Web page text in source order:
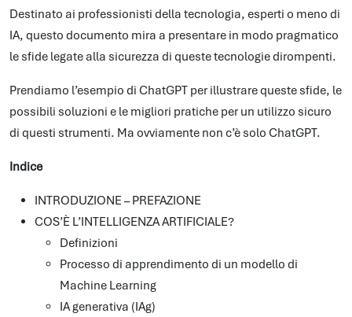
Destinato ai professionisti della tecnologia, esperti o meno di
IA, questo documento mira a presentare in modo pragmatico
le sfide legate alla sicurezza di queste tecnologie dirompenti.
Prendiamo l’esempio di ChatGPT per illustrare queste sfide, le
possibili soluzioni e le migliori pratiche per un utilizzo sicuro
di questi strumenti. Ma ovviamente non c’è solo ChatGPT.
Indice
INTRODUZIONE – PREFAZIONE
COS’È L’INTELLIGENZA ARTIFICIALE?
Definizioni
Processo di apprendimento di un modello di
Machine Learning
IA generativa (IAg)